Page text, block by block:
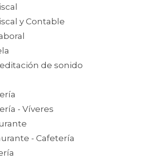
y Contable
de sonido
- Víveres
- Cafetería